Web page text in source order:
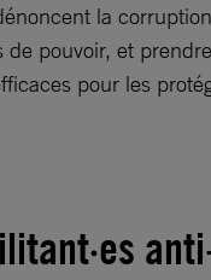
la
de pouvoir, et
pour les